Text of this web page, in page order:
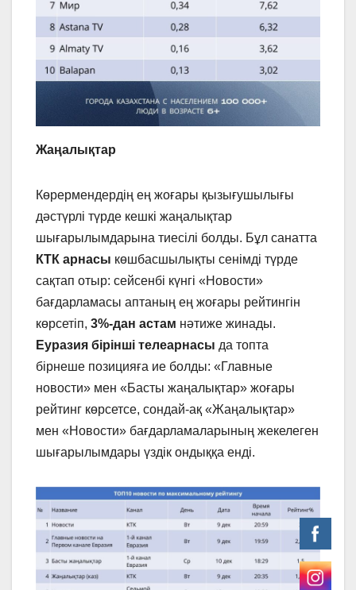
Жаңалықтар
Көрермендердің ең жоғары қызығушылығы
дәстүрлі түрде кешкі жаңалықтар
шығарылымдарына тиесілі болды. Бұл санатта
КТК арнасы көшбасшылықты сенімді түрде
сақтап отыр: сейсенбі күнгі «Новости»
бағдарламасы аптаның ең жоғары рейтингін
көрсетіп, 3%-дан астам нәтиже жинады.
Еуразия бірінші телеарнасы да топта
бірнеше позицияға ие болды: «Главные
новости» мен «Басты жаңалықтар» жоғары
рейтинг көрсетсе, сондай-ақ «Жаңалықтар»
мен «Новости» бағдарламаларының жекелеген
шығарылымдары үздік ондыққа енді.